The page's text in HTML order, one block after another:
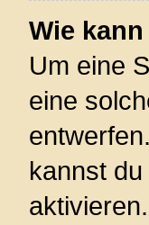
Wie
Um eine
eine
kannst